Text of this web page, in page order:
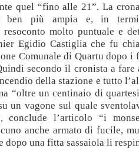
quel “fino alle 21”. La
ben più ampia e, in
molto puntuale e
Egidio Castiglia che fu
Comunale di Quartu dopo i
secondo il cronista a fare
della stazione e tutto
“oltre un centinaio di
un vagone sul quale
conclude l’articolo “i
anche armato di fucile,
dopo una fitta sassaiola li